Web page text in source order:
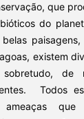
que
do
existem
sobretudo,
Todos
ameaças